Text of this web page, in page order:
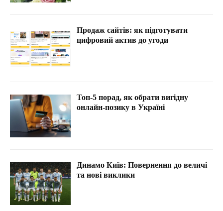
Продаж сайтів: як підготувати
цифровий актив до угоди
Топ-5 порад, як обрати вигідну
онлайн-позику в Україні
Динамо Київ: Повернення до величі
та нові виклики